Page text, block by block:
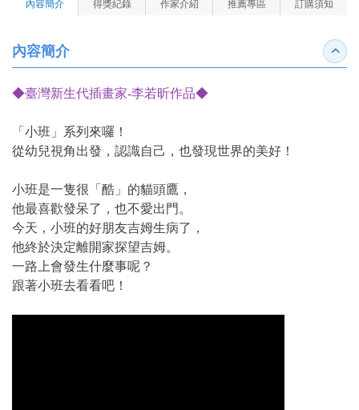
內容簡介 得獎紀錄 作家介紹 推薦專區 訂購須知
內容簡介 收合
◆臺灣新生代插畫家-李若昕作品◆
「小班」系列來囉！
從幼兒視角出發，認識自己，也發現世界的美好！
小班是一隻很「酷」的貓頭鷹，
他最喜歡發呆了，也不愛出門。
今天，小班的好朋友吉姆生病了，
他終於決定離開家探望吉姆。
一路上會發生什麼事呢？
跟著小班去看看吧！